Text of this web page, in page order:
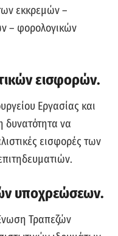
εκκρεμών –
– φορολογικών
εισφορών.
Εργασίας και
δυνατότητα να
εισφορές των
υποχρεώσεων.
Τραπεζών